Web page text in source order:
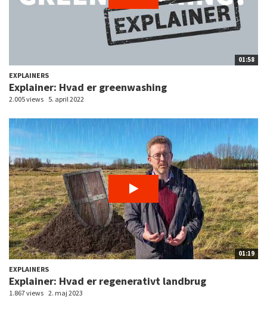
01:58
EXPLAINERS
Explainer: Hvad er greenwashing
2.005 views 5. april 2022
01:19
EXPLAINERS
Explainer: Hvad er regenerativt landbrug
1.867 views 2. maj 2023